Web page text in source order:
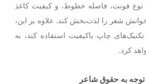
نوع فونت، فاصله خطوط، و کیفیت کاغذ
شعر را لذت‌بخش کند. علاوه بر این،
تکنیک‌های چاپ باکیفیت استفاده کند، به
کرد.
توجه به حقوق شاعر